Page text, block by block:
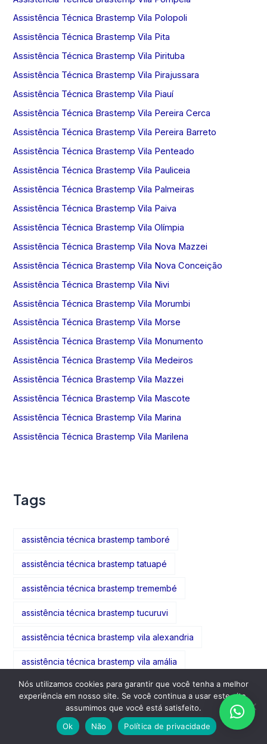
Assistência Técnica Brastemp Vila Polopoli
Assistência Técnica Brastemp Vila Pita
Assistência Técnica Brastemp Vila Pirituba
Assistência Técnica Brastemp Vila Pirajussara
Assistência Técnica Brastemp Vila Piauí
Assistência Técnica Brastemp Vila Pereira Cerca
Assistência Técnica Brastemp Vila Pereira Barreto
Assistência Técnica Brastemp Vila Penteado
Assistência Técnica Brastemp Vila Pauliceia
Assistência Técnica Brastemp Vila Palmeiras
Assistência Técnica Brastemp Vila Paiva
Assistência Técnica Brastemp Vila Olímpia
Assistência Técnica Brastemp Vila Nova Mazzei
Assistência Técnica Brastemp Vila Nova Conceição
Assistência Técnica Brastemp Vila Nivi
Assistência Técnica Brastemp Vila Morumbi
Assistência Técnica Brastemp Vila Morse
Assistência Técnica Brastemp Vila Monumento
Assistência Técnica Brastemp Vila Medeiros
Assistência Técnica Brastemp Vila Mazzei
Assistência Técnica Brastemp Vila Mascote
Assistência Técnica Brastemp Vila Marina
Assistência Técnica Brastemp Vila Marilena
Tags
assistência técnica brastemp tamboré
assistência técnica brastemp tatuapé
assistência técnica brastemp tremembé
assistência técnica brastemp tucuruvi
assistência técnica brastemp vila alexandria
assistência técnica brastemp vila amália
assistência técnica brastemp vila formosa
assistência técnica brastemp vila gomes cardim
assistência técnica brastemp vila guarani
Nós utilizamos cookies para garantir que você tenha a melhor
experiência em nosso site. Se você continua a usar este site,
assumimos que você está satisfeito.
Ok
Não Política de privacidade